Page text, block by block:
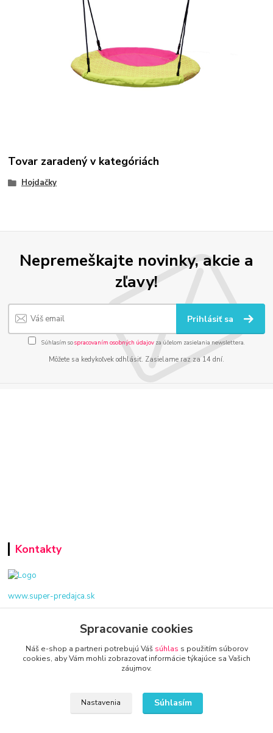
Tovar zaradený v kategóriách
Hojdačky
Nepremeškajte novinky, akcie a
zľavy!
Prihlásiť sa
Súhlasím sospracovaním osobných údajov za účelom zasielania newslettera.
Môžete sa kedykoľvek odhlásiť. Zasielame raz za 14 dní.
Kontakty
www.super-predajca.sk
info@kamenik.sk
Spracovanie cookies
Náš e-shop a partneri potrebujú Váš súhlas s použitím súborov
cookies, aby Vám mohli zobrazovať informácie týkajúce sa Vašich
záujmov.
Nastavenia Súhlasím